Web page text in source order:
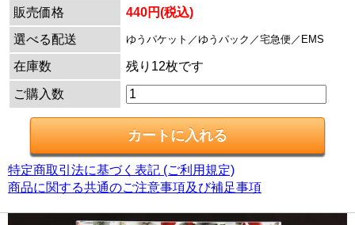
販売価格
440円(税込)
選べる配送
ゆうパケット／ゆうパック／宅急便／EMS
在庫数 残り12枚です
ご購入数
特定商取引法に基づく表記 (ご利用規定)
商品に関する共通のご注意事項及び補足事項